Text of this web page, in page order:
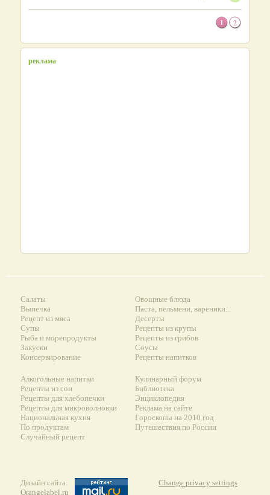
1 2
реклама
Салаты
Выпечка
Рецепт из мяса
Супы
Рыба и морепродукты
Закуски
Консервирование
Овощные блюда
Паста, пельмени, вареники...
Десерты
Рецепты из крупы
Рецепты из грибов
Соусы
Рецепты напитков
Алкогольные напитки
Рецепты из сои
Рецепты для хлебопечки
Рецепты для микроволновки
Национальная кухня
По продуктам
Случайный рецепт
Кулинарный форум
Библиотека
Энциклопедия
Реклама на сайте
Гороскопы на 2010 год
Путешествия по России
Дизайн сайта:
Orangelabel.ru
Change privacy settings